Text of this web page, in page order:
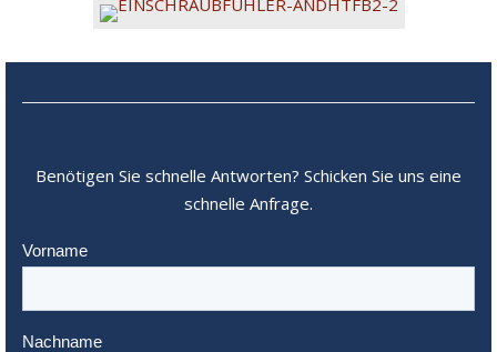
Benötigen Sie schnelle Antworten? Schicken Sie uns eine
schnelle Anfrage.